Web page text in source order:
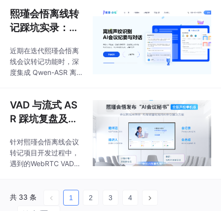
理。最终使多轮对话连
贯率提升95%，语音识
冗余降低
在50ms内；通过多进
程隔离、内存复用等技
术实现32路高并发稳定
纯净转写、精准时间
戳、低延迟等目标，适
用于企业本地化部署场
到高并发架构的全链路
技术方案，为离线语音
考。
熙瑾会悟离线转
记踩坑实录：实
配问题深度排查
与解决方案
近期在迭代熙瑾会悟离
线会议转记功能时，深
度集成 Qwen-ASR 离
联调阶段，频繁遇到 S
DK 初始化失败、流式
纠错失效、长音频内存
溢出、文本错乱等一系
列线上从未出现的适配
问题。本文结合真实项
目排坑经历，从技术
析、分步解决方案、优
化效果全方位复盘，记
VAD 与流式 AS
R 踩坑复盘及完
针对熙瑾会悟离线会议
转记项目开发过程中，
遇到的WebRTC VAD人
位、端侧推理卡顿四大
问题进行深度复盘。结
共 33 条 1 2 3 4